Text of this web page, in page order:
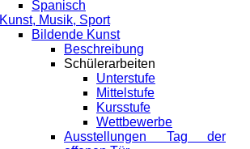
Spanisch
Kunst, Musik, Sport
Bildende Kunst
Beschreibung
Schülerarbeiten
Unterstufe
Mittelstufe
Kursstufe
Wettbewerbe
Ausstellungen Tag der